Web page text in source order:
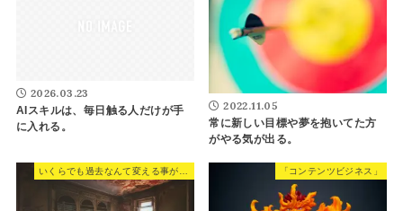
2026.03.23
AIスキルは、毎日触る人だけが手
に入れる。
2022.11.05
常に新しい目標や夢を抱いてた方
がやる気が出る。
「コンテンツビジネス」